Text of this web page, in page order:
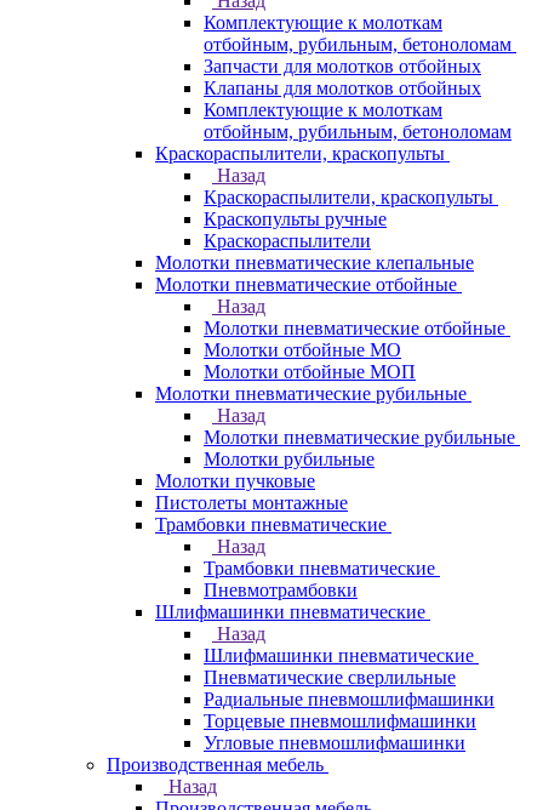
Комплектующие к молоткам
отбойным, рубильным, бетоноломам
Запчасти для молотков отбойных
Клапаны для молотков отбойных
Комплектующие к молоткам
отбойным, рубильным, бетоноломам
Краскораспылители, краскопульты
Назад
Краскораспылители, краскопульты
Краскопульты ручные
Краскораспылители
Молотки пневматические клепальные
Молотки пневматические отбойные
Назад
Молотки пневматические отбойные
Молотки отбойные МО
Молотки отбойные МОП
Молотки пневматические рубильные
Назад
Молотки пневматические рубильные
Молотки рубильные
Молотки пучковые
Пистолеты монтажные
Трамбовки пневматические
Назад
Трамбовки пневматические
Пневмотрамбовки
Шлифмашинки пневматические
Назад
Шлифмашинки пневматические
Пневматические сверлильные
Радиальные пневмошлифмашинки
Торцевые пневмошлифмашинки
Угловые пневмошлифмашинки
Производственная мебель
Назад